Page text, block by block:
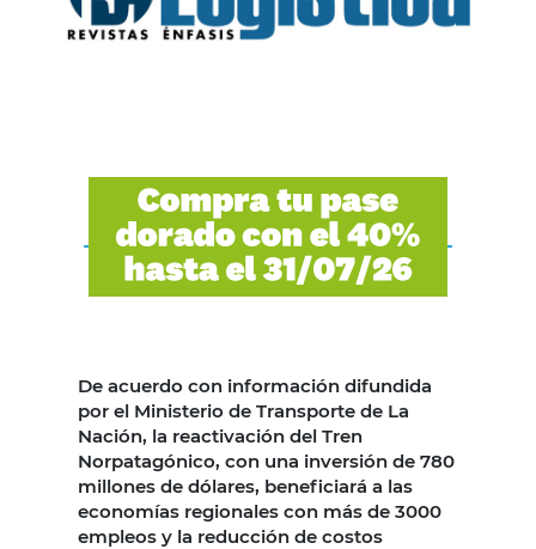
De acuerdo con información difundida
por el Ministerio de Transporte de La
Nación, la reactivación del Tren
Norpatagónico, con una inversión de 780
millones de dólares, beneficiará a las
economías regionales con más de 3000
empleos y la reducción de costos